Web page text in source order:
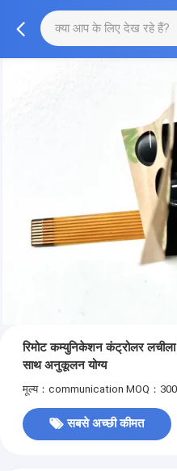
रिमोट कम्युनिकेशन कंट्रोलर
साथ अनुकूलन योग्य
मूल्य：communication MOQ：300
सबसे अच्छी कीमत